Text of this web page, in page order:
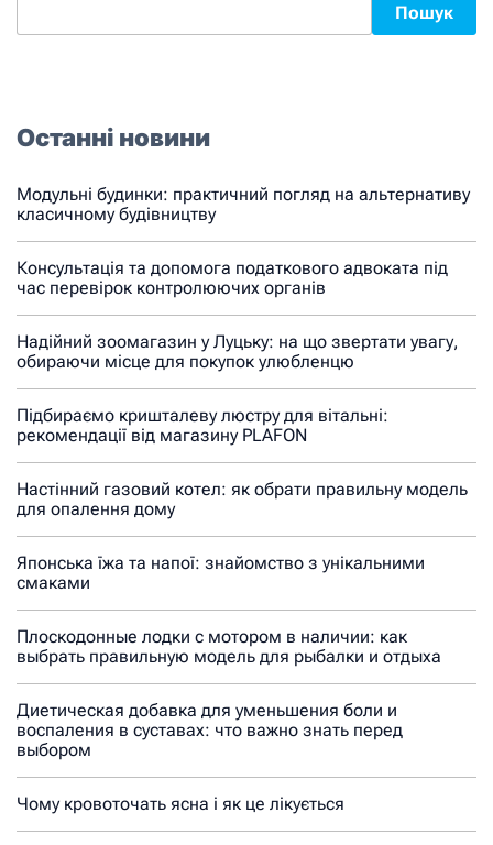
Пошук
Останні новини
Модульні будинки: практичний погляд на альтернативу
класичному будівництву
Консультація та допомога податкового адвоката під
час перевірок контролюючих органів
Надійний зоомагазин у Луцьку: на що звертати увагу,
обираючи місце для покупок улюбленцю
Підбираємо кришталеву люстру для вітальні:
рекомендації від магазину PLAFON
Настінний газовий котел: як обрати правильну модель
для опалення дому
Японська їжа та напої: знайомство з унікальними
смаками
Плоскодонные лодки с мотором в наличии: как
выбрать правильную модель для рыбалки и отдыха
Диетическая добавка для уменьшения боли и
воспаления в суставах: что важно знать перед
выбором
Чому кровоточать ясна і як це лікується